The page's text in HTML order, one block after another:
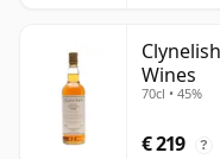
Wines
70cl • 45%
€ 219 ?